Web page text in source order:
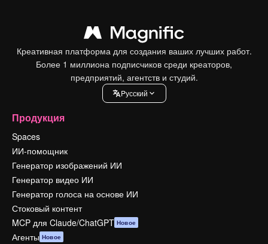
Креативная платформа для создания ваших лучших работ.
Более 1 миллиона подписчиков среди креаторов,
предприятий, агентств и студий.
Pусский
Продукция
Spaces
ИИ-помощник
Генератор изображений ИИ
Генератор видео ИИ
Генератор голоса на основе ИИ
Стоковый контент
MCP для Claude/ChatGPT Новое
Агенты Новое